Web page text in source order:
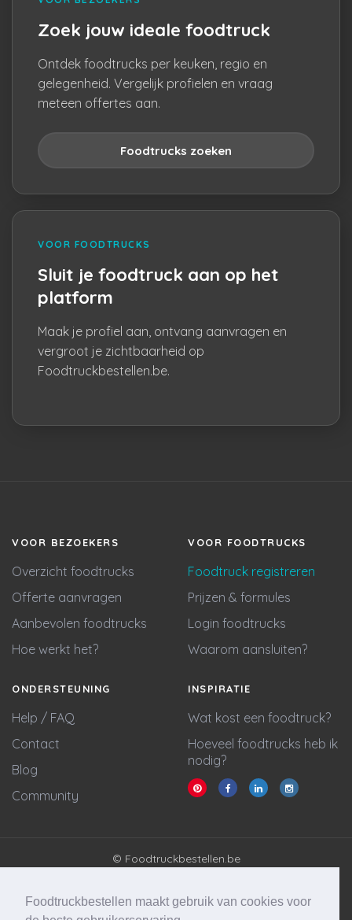
Foodtruckbestellen maakt gebruik van cookies voor
Zoek jouw ideale foodtruck
Ontdek foodtrucks per keuken, regio en
gelegenheid. Vergelijk profielen en vraag
meteen offertes aan.
Foodtrucks zoeken
VOOR FOODTRUCKS
Sluit je foodtruck aan op het
platform
Maak je profiel aan, ontvang aanvragen en
vergroot je zichtbaarheid op
Foodtruckbestellen.be.
VOOR BEZOEKERS
Overzicht foodtrucks
Offerte aanvragen
Aanbevolen foodtrucks
Hoe werkt het?
VOOR FOODTRUCKS
Foodtruck registreren
Prijzen & formules
Login foodtrucks
Waarom aansluiten?
ONDERSTEUNING
Help / FAQ
Contact
Blog
Community
INSPIRATIE
Wat kost een foodtruck?
Hoeveel foodtrucks heb ik
nodig?
© Foodtruckbestellen.be
Cookie statement